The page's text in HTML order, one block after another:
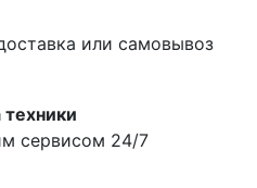
или самовывоз
сервисом 24/7